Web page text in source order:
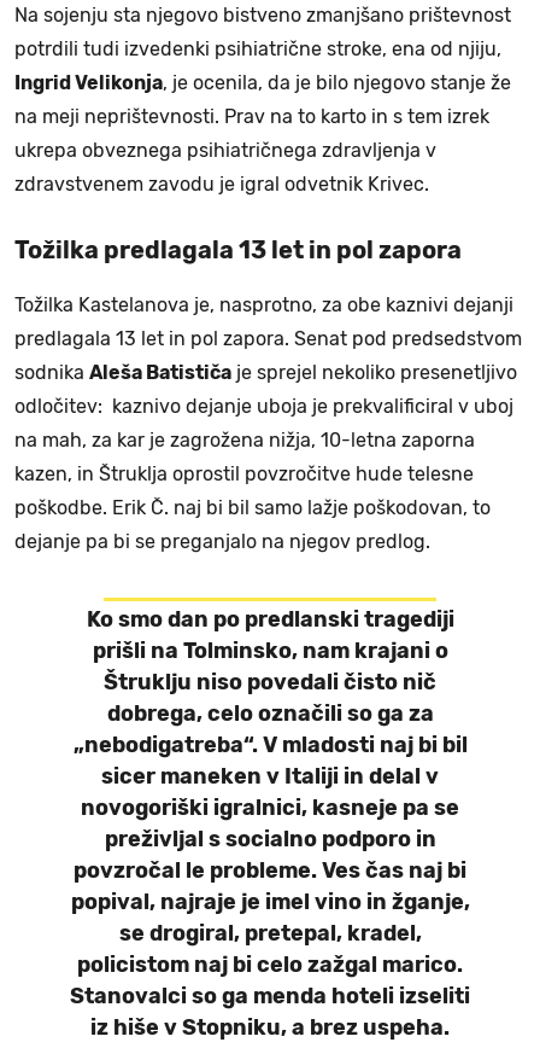
Na sojenju sta njegovo bistveno zmanjšano prištevnost
potrdili tudi izvedenki psihiatrične stroke, ena od njiju,
Ingrid Velikonja, je ocenila, da je bilo njegovo stanje že
na meji neprištevnosti. Prav na to karto in s tem izrek
ukrepa obveznega psihiatričnega zdravljenja v
zdravstvenem zavodu je igral odvetnik Krivec.
Tožilka predlagala 13 let in pol zapora
Tožilka Kastelanova je, nasprotno, za obe kaznivi dejanji
predlagala 13 let in pol zapora. Senat pod predsedstvom
sodnika Aleša Batističa je sprejel nekoliko presenetljivo
odločitev: kaznivo dejanje uboja je prekvalificiral v uboj
na mah, za kar je zagrožena nižja, 10-letna zaporna
kazen, in Štruklja oprostil povzročitve hude telesne
poškodbe. Erik Č. naj bi bil samo lažje poškodovan, to
dejanje pa bi se preganjalo na njegov predlog.
Ko smo dan po predlanski tragediji
prišli na Tolminsko, nam krajani o
Štruklju niso povedali čisto nič
dobrega, celo označili so ga za
„nebodigatreba“. V mladosti naj bi bil
sicer maneken v Italiji in delal v
novogoriški igralnici, kasneje pa se
preživljal s socialno podporo in
povzročal le probleme. Ves čas naj bi
popival, najraje je imel vino in žganje,
se drogiral, pretepal, kradel,
policistom naj bi celo zažgal marico.
Stanovalci so ga menda hoteli izseliti
iz hiše v Stopniku, a brez uspeha.